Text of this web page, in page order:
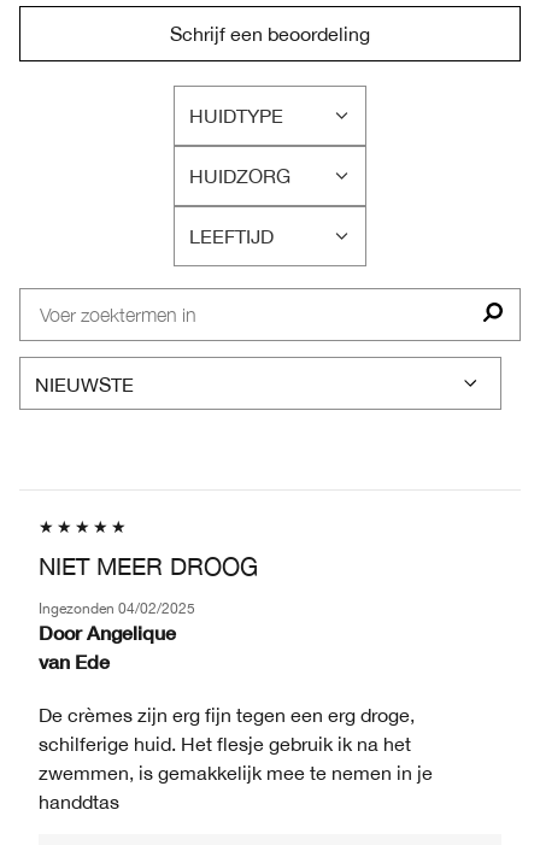
Schrijf een beoordeling
HUIDTYPE
FILTER
BEOORDELINGEN
OP
HUIDTYPE
HUIDZORG
FILTER
BEOORDELINGEN
OP
HUIDZORG
LEEFTIJD
FILTER
BEOORDELINGEN
LEEFTIJD
NIET MEER DROOG
Ingezonden 04/02/2025
Door Angelique
van Ede
De crèmes zijn erg fijn tegen een erg droge,
schilferige huid. Het flesje gebruik ik na het
zwemmen, is gemakkelijk mee te nemen in je
handdtas